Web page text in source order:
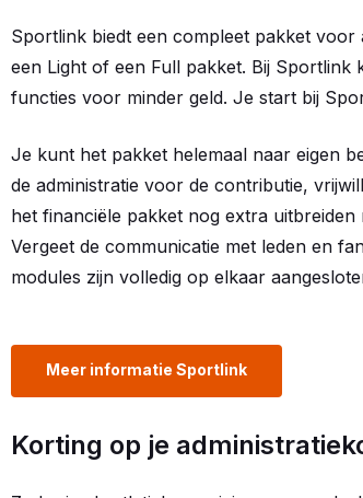
Sportlink biedt een compleet pakket voor
een Light of een Full pakket. Bij Sportlink
functies voor minder geld. Je start bij
Je kunt het pakket helemaal naar eigen
de administratie voor de contributie,
het financiële pakket nog extra
Vergeet de communicatie met leden en
modules zijn volledig op elkaar
Meer informatie Sportlink
Korting op je